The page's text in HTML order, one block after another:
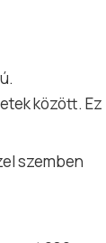
között. Ez
szemben